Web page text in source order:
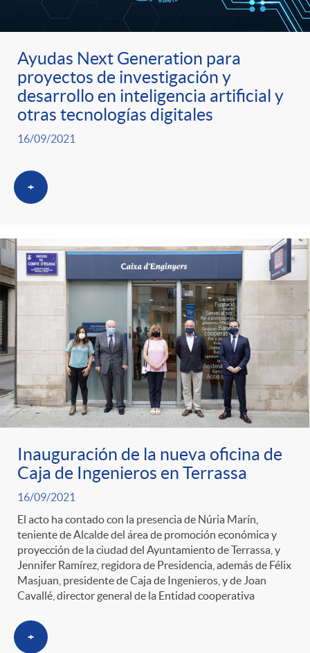
r
a
S
a
a
d
e
p
r
e
n
s
a
n
p
o
r
a
t
e
g
o
r
í
a
s
e
n
i
d
A
n
c
l
a
F
i
l
t
i
c
a
d
o
r
d
e
c
o
n
t
e
n
Ayudas Next Generation para
proyectos de investigación y
desarrollo en inteligencia artificial y
otras tecnologías digitales
16/09/2021
+
Inauguración de la nueva oficina de
Caja de Ingenieros en Terrassa
16/09/2021
El acto ha contado con la presencia de Núria Marín,
teniente de Alcalde del área de promoción económica y
proyección de la ciudad del Ayuntamiento de Terrassa, y
Jennifer Ramírez, regidora de Presidencia, además de Félix
Masjuan, presidente de Caja de Ingenieros, y de Joan
Cavallé, director general de la Entidad cooperativa
+